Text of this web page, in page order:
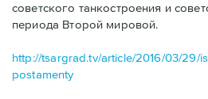
советского танкостроения и
периода Второй мировой.
http://tsargrad.tv/article/2016/03/29/
postamenty